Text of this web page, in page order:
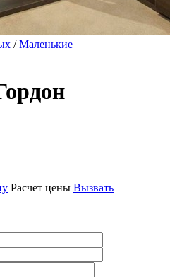
/Маленькие
Расчет цены Вызвать